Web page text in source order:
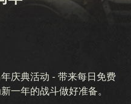
庆典活动 - 带来每日免费
一年的战斗做好准备。